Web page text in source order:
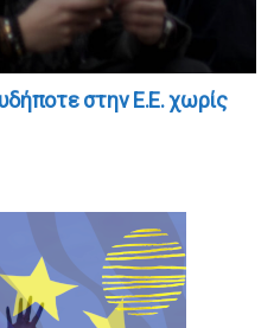
στην Ε.Ε. χωρίς